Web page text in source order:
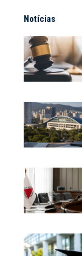
Notícias